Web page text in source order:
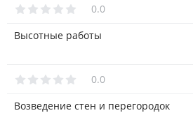
0.0
Высотные работы
0.0
Возведение стен и перегородок